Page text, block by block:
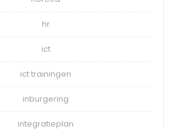
hr
ict
ict trainingen
inburgering
integratieplan